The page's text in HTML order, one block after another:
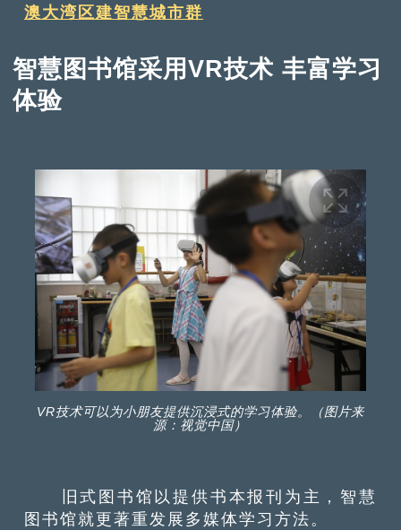
澳大湾区建智慧城市群
智慧图书馆采用VR技术 丰富学习
体验
VR技术可以为小朋友提供沉浸式的学习体验。（图片来
源：视觉中国）
旧式图书馆以提供书本报刊为主，智慧
图书馆就更著重发展多媒体学习方法。